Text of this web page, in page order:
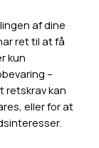
af dine
ret til at få
kun
–
retskrav kan
eller for at